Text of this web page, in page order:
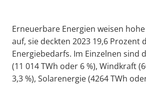
Erneuerbare Energien weisen
auf, sie deckten 2023 19,6 Prozent
Energiebedarfs. Im Einzelnen sind
(11 014 TWh oder 6 %), Windkraft
3,3 %), Solarenergie (4264 TWh